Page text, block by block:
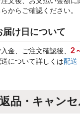
からご確認ください。
届け日について
金、ご注文確認後、 2
について詳しくは配送
返品・キャン